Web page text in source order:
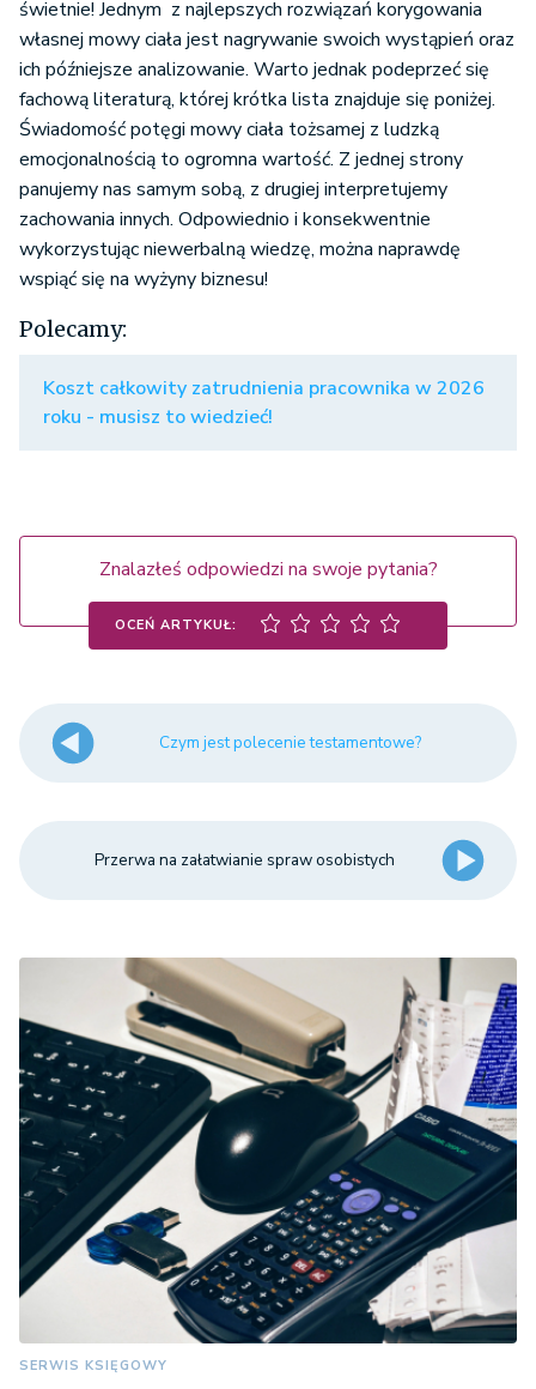
świetnie! Jednym z najlepszych rozwiązań korygowania
własnej mowy ciała jest nagrywanie swoich wystąpień oraz
ich późniejsze analizowanie. Warto jednak podeprzeć się
fachową literaturą, której krótka lista znajduje się poniżej.
Świadomość potęgi mowy ciała tożsamej z ludzką
emocjonalnością to ogromna wartość. Z jednej strony
panujemy nas samym sobą, z drugiej interpretujemy
zachowania innych. Odpowiednio i konsekwentnie
wykorzystując niewerbalną wiedzę, można naprawdę
wspiąć się na wyżyny biznesu!
Polecamy:
Koszt całkowity zatrudnienia pracownika w 2026
roku - musisz to wiedzieć!
Znalazłeś odpowiedzi na swoje pytania?
OCEŃ ARTYKUŁ:
Czym jest polecenie testamentowe?
Przerwa na załatwianie spraw osobistych
SERWIS KSIĘGOWY